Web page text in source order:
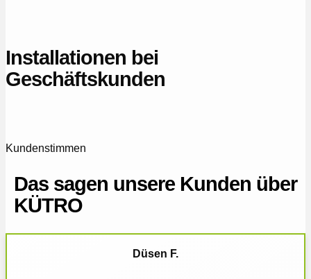
Installationen bei
Geschäftskunden
Kundenstimmen
Das sagen unsere Kunden über
KÜTRO
Düsen F.